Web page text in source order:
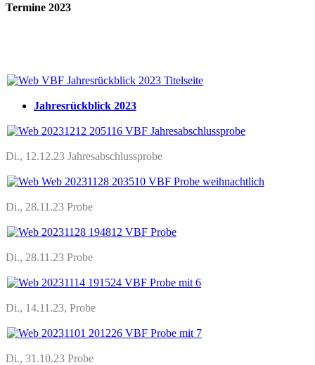
Termine 2023
Jahresrückblick 2023
Di., 12.12.23 Jahresabschlussprobe
Di., 28.11.23 Probe
Di., 28.11.23 Probe
Di., 14.11.23, Probe
Di., 31.10.23 Probe